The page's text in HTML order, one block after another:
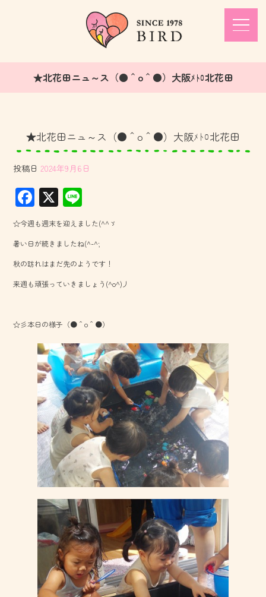
★北花田ニュ～ス（●＾o＾●）大阪ﾒﾄﾛ北花田
★北花田ニュ～ス（●＾o＾●）大阪ﾒﾄﾛ北花田
投稿日 2024年9月6日
F
ac
e
b
o
ok
X
ne
☆今週も週末を迎えました(^^ゞ
暑い日が続きましたね(^-^;
秋の訪れはまだ先のようです！
来週も頑張っていきましょう(^o^)丿
☆彡本日の様子（●＾o＾●）